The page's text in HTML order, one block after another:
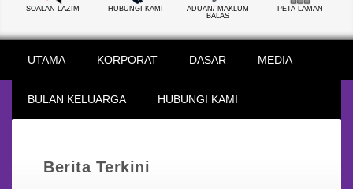
SOALAN LAZIM HUBUNGI KAMI
ADUAN/ MAKLUM
BALAS
PETA LAMAN
UTAMA KORPORAT DASAR MEDIA
BULAN KELUARGA HUBUNGI KAMI
Berita Terkini